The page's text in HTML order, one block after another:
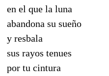
en el que la luna
abandona su sueño
y resbala
sus rayos tenues
por tu cintura